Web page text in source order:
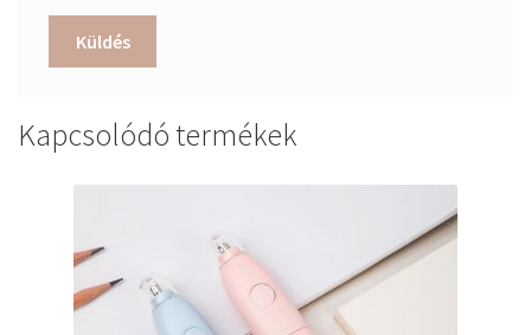
Kapcsolódó termékek